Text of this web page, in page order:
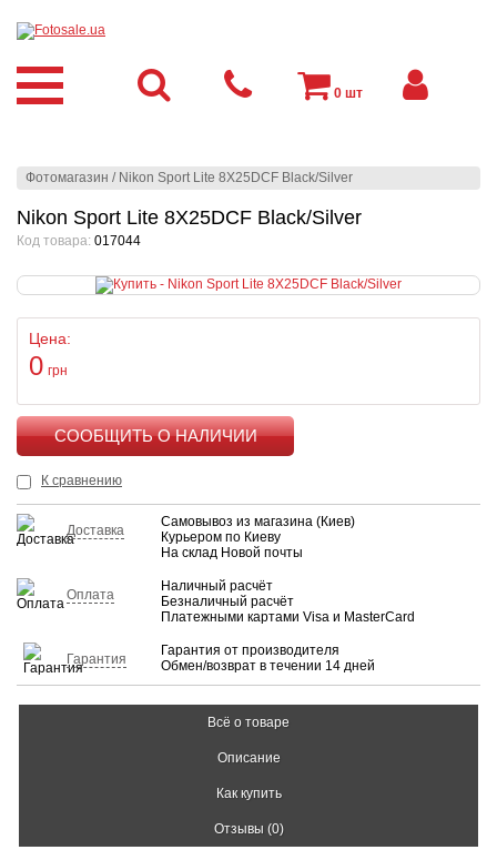
Фотомагазин / Nikon Sport Lite 8X25DCF Black/Silver
Nikon Sport Lite 8X25DCF Black/Silver
Код товара: 017044
Цена:
0 грн
К сравнению
Доставка
Самовывоз из магазина (Киев)
Курьером по Киеву
На склад Новой почты
Оплата
Наличный расчёт
Безналичный расчёт
Платежными картами Visa и MasterCard
Гарантия
Гарантия от производителя
Обмен/возврат в течении 14 дней
Всё о товаре
Описание
Как купить
Отзывы (0)
0 шт